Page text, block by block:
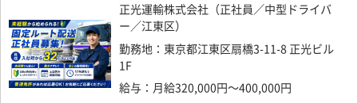
正光運輸株式会社（正社員／中型ドライバ
ー／江東区）
勤務地：東京都江東区扇橋3-11-8 正光ビル
1F
給与：月給320,000円～400,000円